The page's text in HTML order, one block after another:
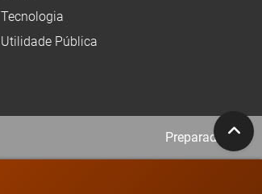
Tecnologia
Utilidade Pública
Preparado no